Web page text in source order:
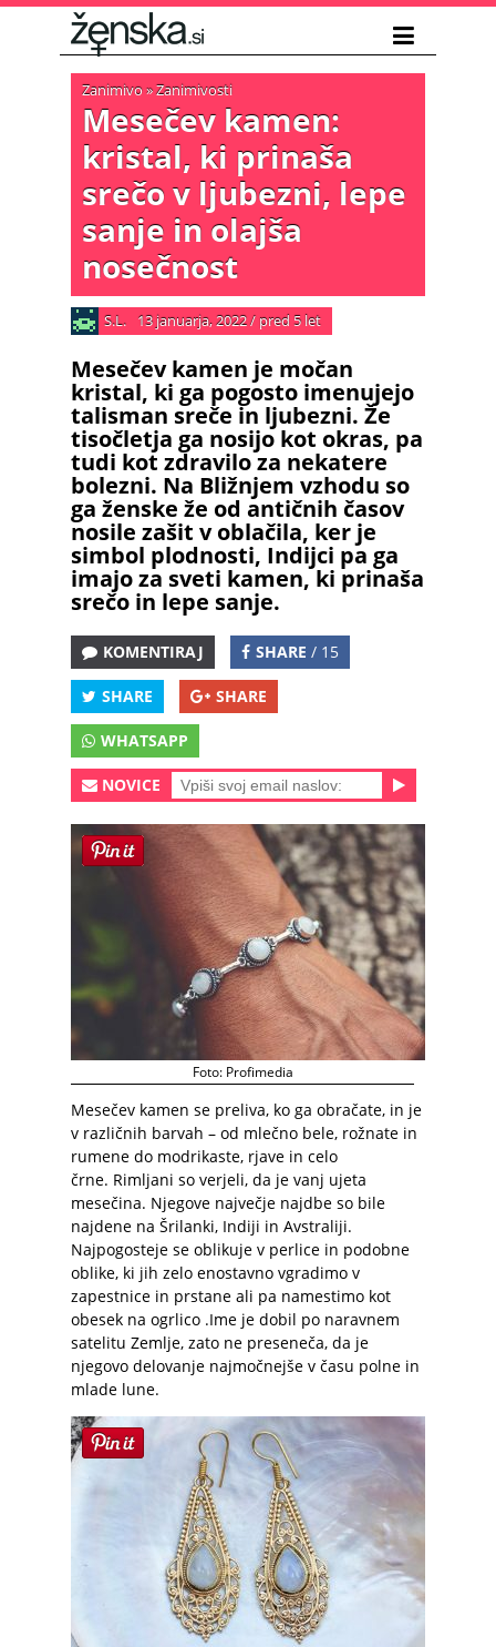
Zanimivo»Zanimivosti
Mesečev kamen:
kristal, ki prinaša
srečo v ljubezni, lepe
sanje in olajša
nosečnost
S.L. 13 januarja, 2022/ pred 5 let
Mesečev kamen je močan
kristal, ki ga pogosto imenujejo
talisman sreče in ljubezni. Že
tisočletja ga nosijo kot okras, pa
tudi kot zdravilo za nekatere
bolezni. Na Bližnjem vzhodu so
ga ženske že od antičnih časov
nosile zašit v oblačila, ker je
simbol plodnosti, Indijci pa ga
imajo za sveti kamen, ki prinaša
srečo in lepe sanje.
KOMENTIRAJ SHARE / 15
SHARE SHARE
WHATSAPP
NOVICE
Foto: Profimedia
Mesečev kamen se preliva, ko ga obračate, in je
v različnih barvah – od mlečno bele, rožnate in
rumene do modrikaste, rjave in celo
črne. Rimljani so verjeli, da je vanj ujeta
mesečina. Njegove največje najdbe so bile
najdene na Šrilanki, Indiji in Avstraliji.
Najpogosteje se oblikuje v perlice in podobne
oblike, ki jih zelo enostavno vgradimo v
zapestnice in prstane ali pa namestimo kot
obesek na ogrlico .Ime je dobil po naravnem
satelitu Zemlje, zato ne preseneča, da je
njegovo delovanje najmočnejše v času polne in
mlade lune.